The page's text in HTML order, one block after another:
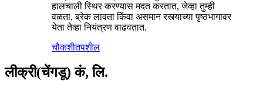
हालचाली स्थिर करण्यास मदत करतात, जेव्हा तुम्ही
वळता, ब्रेक लावता किंवा असमान रस्त्याच्या पृष्ठभागावर
येता तेव्हा नियंत्रण वाढवतात.
चौकशीतपशील
लीक्री(चेंगडू) कं, लि.